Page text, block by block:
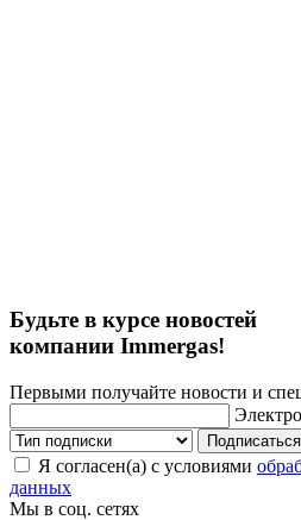
Будьте в курсе новостей
компании Immergas!
Первыми получайте новости и
Подписаться
Я согласен(а) с условиями
данных
Мы в соц. сетях